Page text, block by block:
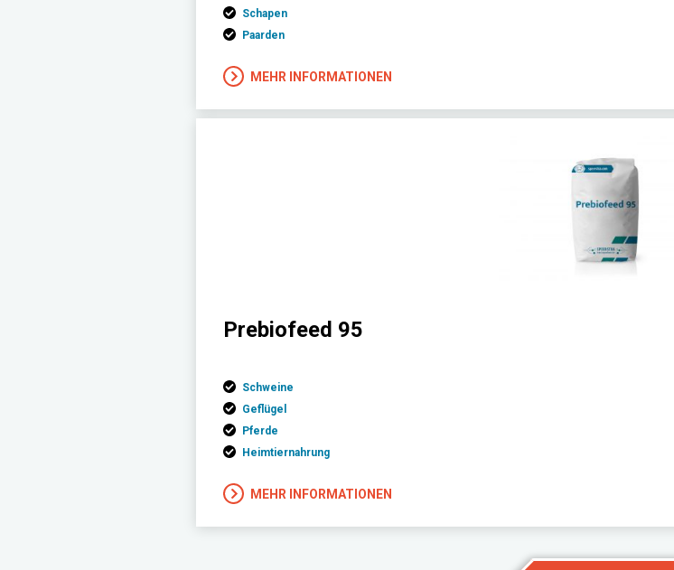
Schapen
Paarden
MEHR INFORMATIONEN
Prebiofeed 95
Schweine
Geflügel
Pferde
Heimtiernahrung
MEHR INFORMATIONEN